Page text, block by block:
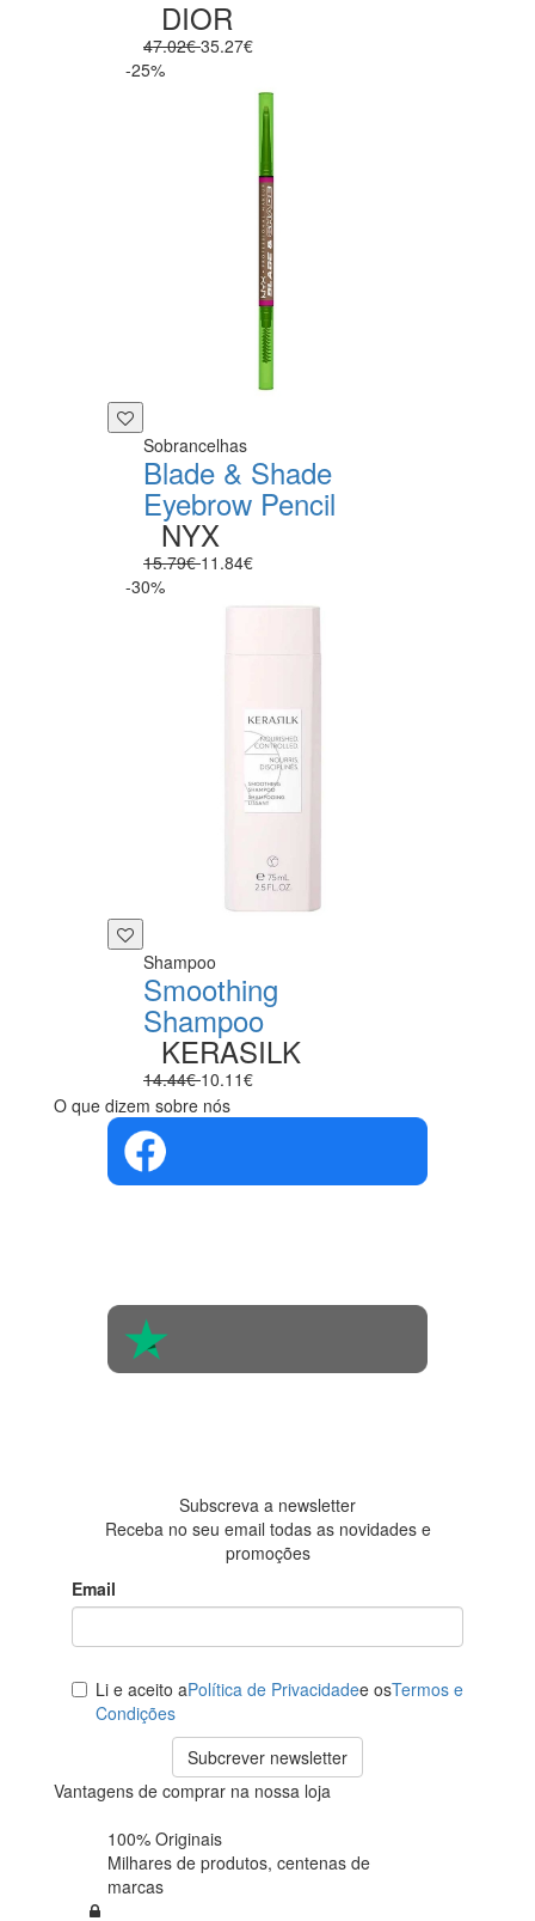
DIOR
47.02€35.27€
-25%
Sobrancelhas
Blade & Shade
Eyebrow Pencil
NYX
15.79€11.84€
-30%
Shampoo
Smoothing
Shampoo
KERASILK
14.44€10.11€
O que dizem sobre nós
Subscreva a newsletter
Receba no seu email todas as novidades e
promoções
Email
Li e aceito aPolítica de Privacidadee osTermos e
Condições
Subcrever newsletter
Vantagens de comprar na nossa loja
100% Originais
Milhares de produtos, centenas de
marcas